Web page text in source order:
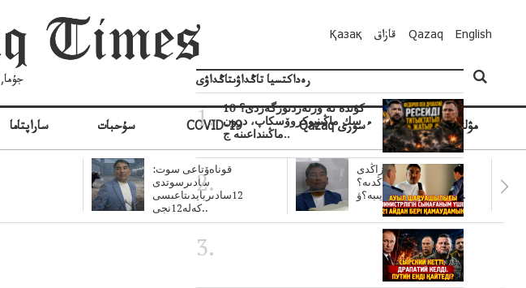
جۇما, 7 تامىز 2026
Қазақ قازاق Qazaq English
ساراپتاما سۇحبات COVID-19 Qazaq ءسوزى مۋلتيمەديا
قوناەۆتاعى سوت:
سادىرسوتدى
12سادىربايدىتاعىسى
كەلە12نجى..
سۋبسيديالار زاڭدى
تولەنزاڭدىە؟
سوتتولەنگەناپتار ايىبە؟ۋ..
رەداكتسيا تاڭداۋىتاڭداۋى
10 كۇندە نە وزنەردىوزگەردى؟
سك ماڭىنپوكروۆسكاپ، درون
ماڭىنداعىنە ج..